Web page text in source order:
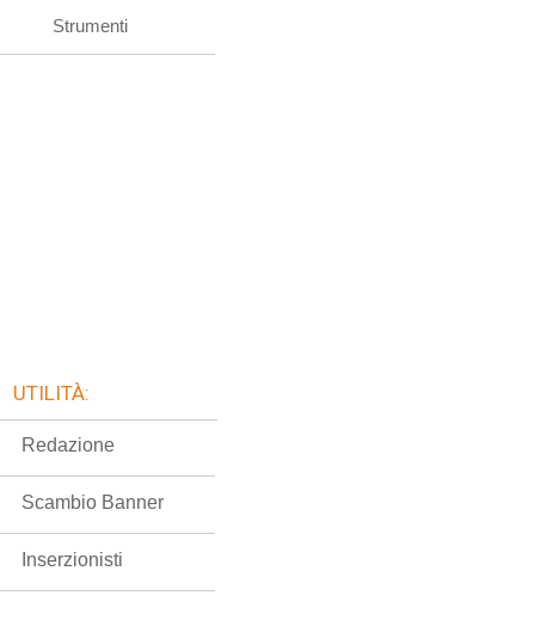
Strumenti
UTILITÀ:
Redazione
Scambio Banner
Inserzionisti